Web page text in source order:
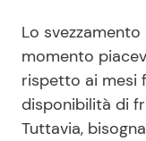
Chi siamo
Disclaimer e
Redazione
Contattaci
Lo
momento
rispetto ai mesi
disponibilità di
Tuttavia,